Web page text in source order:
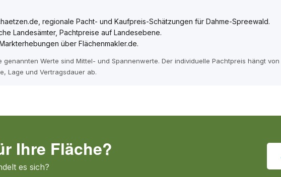
regionale Pacht- und Kaufpreis-Schätzungen für Dahme-Spreewald.
Landesämter, Pachtpreise auf Landesebene.
über Flächenmakler.de.
genannten Werte sind Mittel- und Spannenwerte. Der individuelle Pachtpreis hängt
Lage und Vertragsdauer ab.
Ihre Fläche?
es sich?